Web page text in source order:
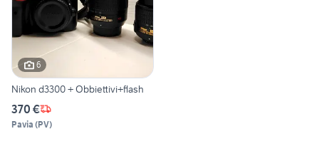
6
Nikon d3300 + Obbiettivi+flash
370 €
Pavia (PV)